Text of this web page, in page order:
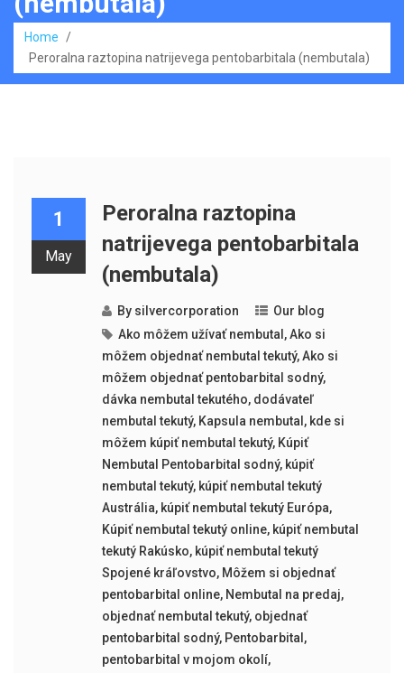
Home
/
Peroralna raztopina natrijevega pentobarbitala (nembutala)
1
May
Peroralna raztopina
natrijevega pentobarbitala
(nembutala)
By silvercorporation
Our blog
Ako môžem užívať nembutal ,Ako si
môžem objednať nembutal tekutý,Ako si
môžem objednať pentobarbital sodný,
dávka nembutal tekutého, dodávateľ
nembutal tekutý, Kapsula nembutal , kde si
môžem kúpiť nembutal tekutý, Kúpiť
Nembutal Pentobarbital sodný, kúpiť
nembutal tekutý, kúpiť nembutal tekutý
Austrália, kúpiť nembutal tekutý Európa,
Kúpiť nembutal tekutý online, kúpiť nembutal
tekutý Rakúsko, kúpiť nembutal tekutý
Spojené kráľovstvo, Môžem si objednať
pentobarbital online, Nembutal na predaj,
objednať nembutal tekutý, objednať
pentobarbital sodný, Pentobarbital ,
pentobarbital v mojom okolí,